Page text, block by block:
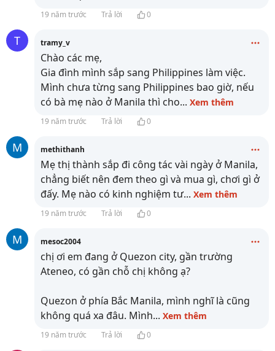
19 năm trước Trả lời 0
T tramy_v
Chào các mẹ,
Gia đình mình sắp sang Philippines làm việc.
Mình chưa từng sang Philippines bao giờ, nếu
có bà mẹ nào ở Manila thì cho... Xem thêm
19 năm trước Trả lời 0
M methithanh
Mẹ thị thành sắp đi công tác vài ngày ở Manila,
chẳng biết nên đem theo gì và mua gì, chơi gì ở
đấy. Mẹ nào có kinh nghiệm tư... Xem thêm
19 năm trước Trả lời 0
M mesoc2004
chị ơi em đang ở Quezon city, gần trường
Ateneo, có gần chỗ chị không ạ?
Quezon ở phía Bắc Manila, mình nghĩ là cũng
không quá xa đâu. Mình... Xem thêm
19 năm trước Trả lời 0